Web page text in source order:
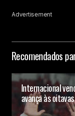
Advertisement
Recomendados
Internacional
avança às